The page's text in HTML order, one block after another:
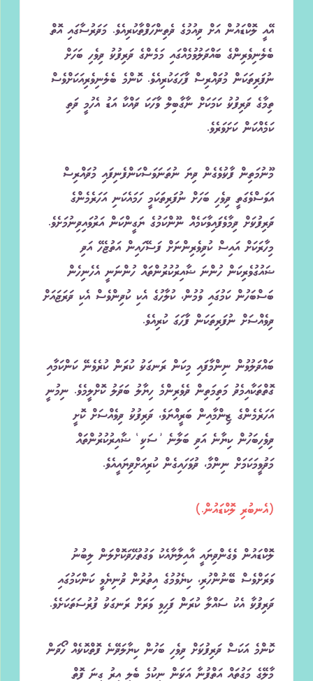
އޭއީ ލޮކްޑައުން އަށް ދިއުމުގެ ދެތިންހަފްތާކުރިއެވެ. މަދަރުސާގައި އޮތް
ބެލެނިވެރިންގެ ބައްދަލުވުމެއްގައި މަމެންގެ ދަރިފުޅު ދިވެހި ބަހަށް
ނުފަރިތަކަން މުދައްރިސް ފާހަގަކުރިއެވެ. ކޮންމެ ބެލެނިވެރިއަކަށްވެސް
ތިމާގެ ދަރިފުޅު ކަމަކަށް ނާގާބިލް ވާހަކަ ދައްކާ އަޑު އެހުމީ ދަތި
ކަމެއްކަން ކަށަވަރެވެ.
މޫނުމަތިން ފާޅުވެގެން ދިޔަ ނުތަނަވަސްކަންފެނިފައި މުދައްރިސް
އަވަސްވެގަތީ ދިވެހި ބަހަށް ނުފަރިތަކަމީ ހަމައެކަނި އަހަރެމެންގެ
ދަރިފުޅަށް ދިމާވެފައިވާކަމެއް ނޫންކަމުގެ ޔަގީންކަން އަރުވައިދިނުމަށެވެ.
މިހާރަކަށް އައިސް ކުދިވެރިންނަށް ފަސޭހައިން އަތުޖެހޭ އަދި
ޝައުގުވެރިކަން ހުންނަ ޝާއިރުކުރުންތައް ހުންނަނީ އެހެނިހެން
ބަސްބަހުން ކަމުގައި ވުމުން، ކުލާހުގެ އެކި ކުދިންވެސް އެކި ދަރަޖައަށް
ދިވެއްސަށް ނުފަރިތަކަން ފާހަގަ ކުރިއެވެ.
ބައްދަލުވުން ނިންމާފައި މިކަން ރަނގަޅު ކުރަން ކުރެވެނޭ ކަންކަމާއި
ގޮތްތަކާއިމެދު މަތިމަތިން ދެވެރިންމެ ހިޔާލު ބަދަލު ކޮށްލީމެވެ. ނިމުނީ
އަހަރެމެންގެ ޒިންމާއިން ބަރީއްޔަވެ، ދަރިފުޅު ދިވެއްސަށް ކޮށީ
ދިވެހިބަހުން ކިޔާނެ އަދި ބަލާނެ ’ސަޅި‘ ޝާއިރުކުރުންތައް
މަދުވީމަކަމަށް ނިންމާ، ދުވަހައިގެން ކުރިއަށްދިޔައީއެވެ.
(އެނބުރި ލޮކްޑައުން.)
ލޮކްޑައުން ވެގެންދިޔައީ އާއިލާޔާއެކު ވަގުތުހޭދަކޮށްލަން ލިބުނު
ވަރަށްވެސް ބޭނުންހުރި، ކިޔެވުމުގެ އިތުރުން ދުނިޔެވީ ކަންކަމުގައި
ދަރިފުޅާ އެކު ސައްލާ ކުރަން ފަހިވި ވަރަށް ރަނގަޅު ފުރުސަތަކަށެވެ.
ކޮންމެ އަކަސް ދަރިފުޅަށް ދިވެހި ބަހުން ކިޔާލަދޭނެ ފޮތްކޮޅެއް ހޯދަން
މާލޭގެ މަގުތައް އަތްފުނާ އަޅަން ނިކުމެ ބެލި އިރު ގިނަ ފޮތް